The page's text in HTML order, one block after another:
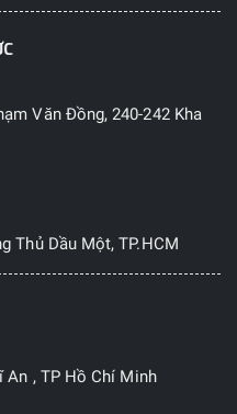
Văn Đồng, 240-242 Kha
Thủ Dầu Một, TP.HCM
An , TP Hồ Chí Minh